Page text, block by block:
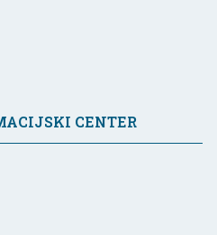
CENTER